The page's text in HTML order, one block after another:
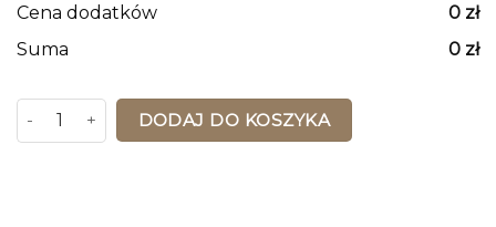
Cena dodatków
0 zł
Suma
0 zł
ilość Mapa Korkowa Niemiec Błękitna z kolorami
DODAJ DO KOSZYKA